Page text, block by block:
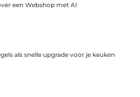
een Webshop met AI
als snelle upgrade voor je keuken